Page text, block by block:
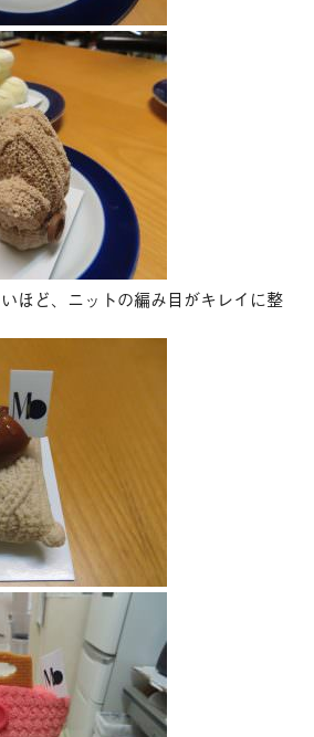
ほど、ニットの編み目がキレイに整